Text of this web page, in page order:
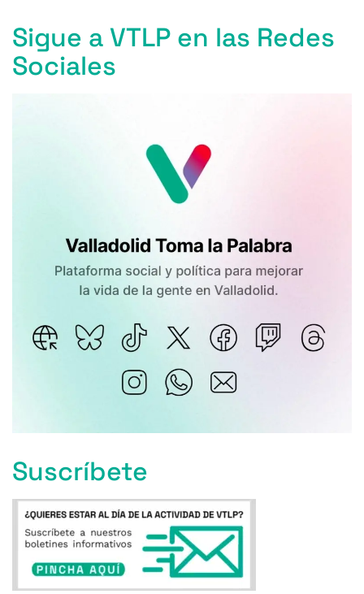
Sigue a VTLP en las Redes
Sociales
Suscríbete